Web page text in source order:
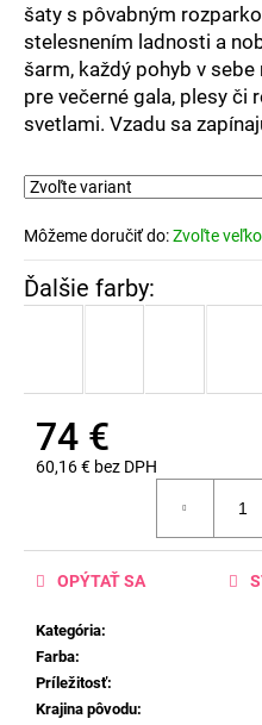
šaty s pôvabným
stelesnením ladnosti a
šarm, každý pohyb v
pre večerné gala, plesy či
svetlami. Vzadu sa
Môžeme doručiť do:Zvoľte
74 €
60,16 € bez DPH
Kategória:
Farba:
Príležitosť:
Krajina pôvodu:
OPÝTAŤ SA